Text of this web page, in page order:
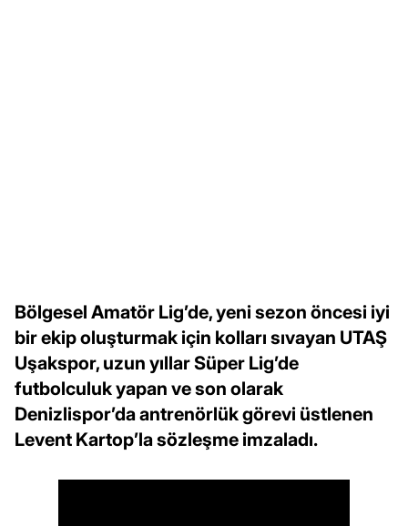
Bölgesel Amatör Lig’de, yeni sezon öncesi iyi
bir ekip oluşturmak için kolları sıvayan UTAŞ
Uşakspor, uzun yıllar Süper Lig’de
futbolculuk yapan ve son olarak
Denizlispor’da antrenörlük görevi üstlenen
Levent Kartop’la sözleşme imzaladı.